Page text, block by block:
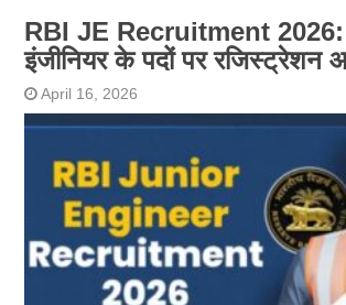
RBI JE Recruitment 2026:
इंजीनियर के पदों पर
April 16, 2026